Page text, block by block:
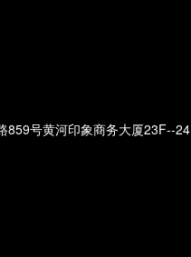
859号黄河印象商务大厦23F--